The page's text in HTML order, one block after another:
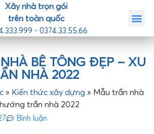
Xây nhà trọn gói
trên toàn quốc
- 0374.33.55.66
BÊ TÔNG ĐẸP – XU
NHÀ 2022
» Kiến thức xây dựng » Mẫu trần nhà
trần nhà 2022
Bình luận